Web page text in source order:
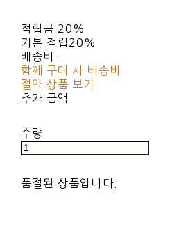
적립금 20%
기본 적립 20%
배송비-
함께 구매 시 배송비
절약 상품 보기
추가 금액
수량
품절된 상품입니다.